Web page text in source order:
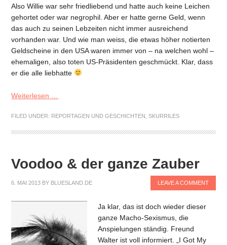
Also Willie war sehr friedliebend und hatte auch keine Leichen
gehortet oder war negrophil. Aber er hatte gerne Geld, wenn
das auch zu seinen Lebzeiten nicht immer ausreichend
vorhanden war. Und wie man weiss, die etwas höher notierten
Geldscheine in den USA waren immer von – na welchen wohl –
ehemaligen, also toten US-Präsidenten geschmückt. Klar, dass
er die alle liebhatte
Weiterlesen …
FILED UNDER: REPORTAGEN UND GESCHICHTEN ,SKURRILES
Voodoo & der ganze Zauber
6. MAI 2013 BY BLUESLAND.DE LEAVE A COMMENT
Ja klar, das ist doch wieder dieser
ganze Macho-Sexismus, die
Anspielungen ständig. Freund
Walter ist voll informiert. „I Got My